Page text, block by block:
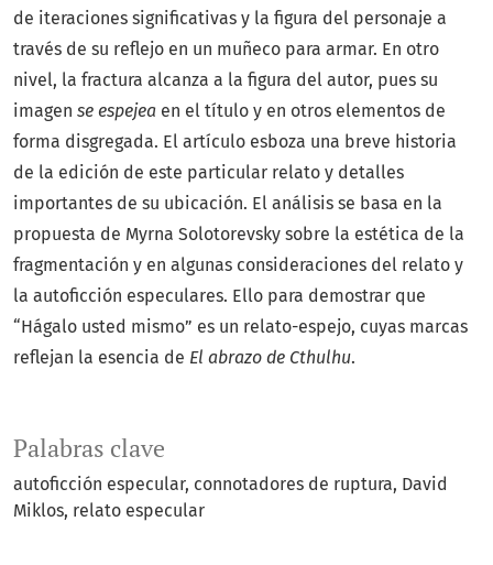
Palabras clave
autoficción especular connotadores de ruptura David
Miklos relato especular
de iteraciones significativas y la figura del personaje a
través de su reflejo en un muñeco para armar. En otro
nivel, la fractura alcanza a la figura del autor, pues su
imagen se espejea en el título y en otros elementos de
forma disgregada. El artículo esboza una breve historia
de la edición de este particular relato y detalles
importantes de su ubicación. El análisis se basa en la
propuesta de Myrna Solotorevsky sobre la estética de la
fragmentación y en algunas consideraciones del relato y
la autoficción especulares. Ello para demostrar que
“Hágalo usted mismo” es un relato-espejo, cuyas marcas
reflejan la esencia de El abrazo de Cthulhu.